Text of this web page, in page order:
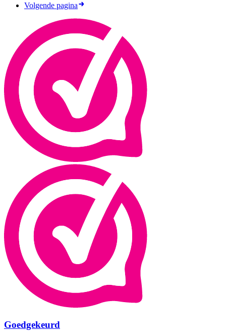
Volgende pagina
Goedgekeurd